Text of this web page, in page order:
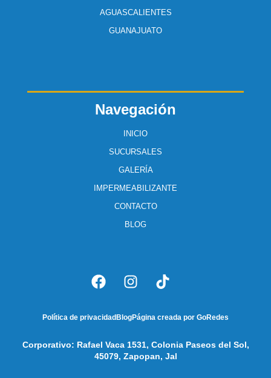
Navegación
INICIO
SUCURSALES
GALERÍA
IMPERMEABILIZANTE
CONTACTO
BLOG
AGUASCALIENTES
GUANAJUATO
Política de privacidad BlogPágina creada por GoRedes
Corporativo: Rafael Vaca 1531, Colonia Paseos del Sol,
45079, Zapopan, Jal